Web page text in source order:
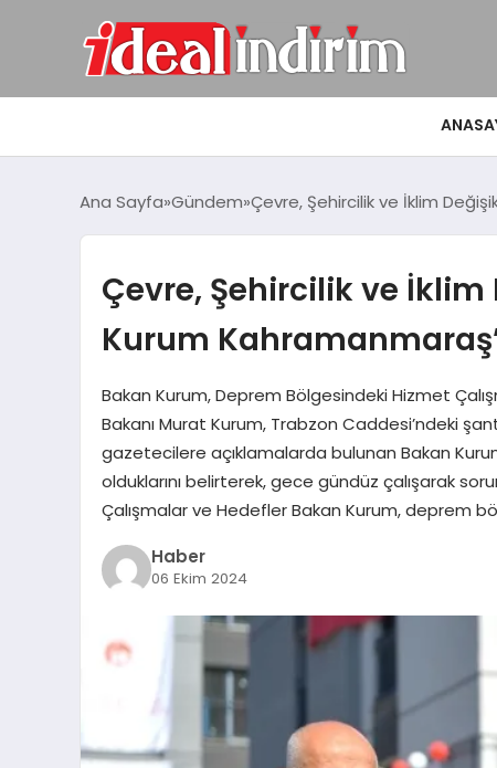
Ana Sayfa Gündem Çevre, Şehircilik ve İklim
Çevre, Şehircilik ve
Kurum
Bakan Kurum, Deprem Bölgesindeki Hizmet
Bakanı Murat Kurum, Trabzon Caddesi’ndeki
gazetecilere açıklamalarda bulunan Bakan
olduklarını belirterek, gece gündüz çalışarak
Çalışmalar ve Hedefler Bakan Kurum, deprem
Haber
06 Ekim 2024